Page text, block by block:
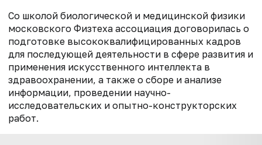
Со школой биологической и медицинской физики
московского Физтеха ассоциация договорилась о
подготовке высококвалифицированных кадров
для последующей деятельности в сфере развития и
применения искусственного интеллекта в
здравоохранении, а также о сборе и анализе
информации, проведении научно-
исследовательских и опытно-конструкторских
работ.